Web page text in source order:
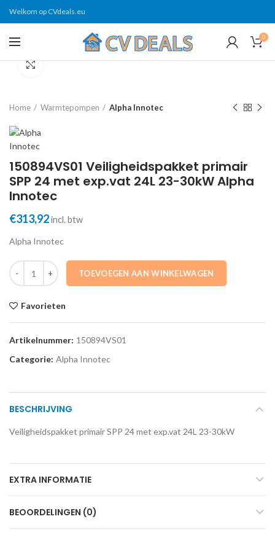
Welkom op CVdeals.eu
0
Home Warmtepompen Alpha Innotec
150894VS01 Veiligheidspakket primair
SPP 24 met exp.vat 24L 23-30kW Alpha
Innotec
€313,92incl. btw
Alpha Innotec
150894VS01 Veiligheidspakket primair SPP 24 met exp.vat 24L 23-
TOEVOEGEN AAN WINKELWAGEN
Favorieten
Artikelnummer: 150894VS01
Categorie: Alpha Innotec
BESCHRIJVING
Veiligheidspakket primair SPP 24 met exp.vat 24L 23-30kW
EXTRA INFORMATIE
BEOORDELINGEN (0)